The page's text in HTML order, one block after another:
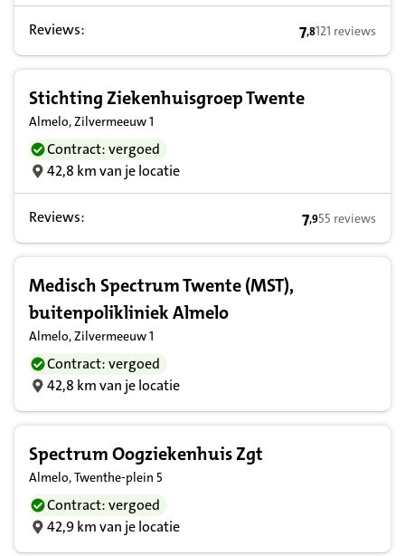
Reviews: 7,8 op basis van
7,8121 reviews
Stichting Ziekenhuisgroep Twente
Almelo, Zilvermeeuw 1
Contract: vergoed
42,8 km van je locatie
Reviews: 7,9 op basis
7,955 reviews
Medisch Spectrum Twente (MST),
buitenpolikliniek Almelo
Almelo, Zilvermeeuw 1
Contract: vergoed
42,8 km van je locatie
Spectrum Oogziekenhuis Zgt
Almelo, Twenthe-plein 5
Contract: vergoed
42,9 km van je locatie